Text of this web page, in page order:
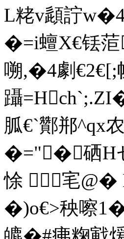
L粩v頿詝
�=i蟺X€铥
嗍,�4劇
躡
胍€`酇郱^qx
�="�硒H
悇  宒@
�)o€>秧嚓